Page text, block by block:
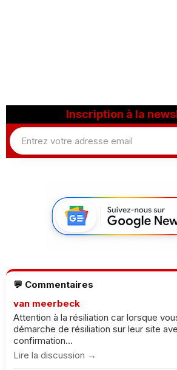
Inscription à la
💬 Commentaires
van meerbeck
Attention à la résiliation car lorsque
démarche de résiliation sur leur site
confirmation...
Lire la discussion →